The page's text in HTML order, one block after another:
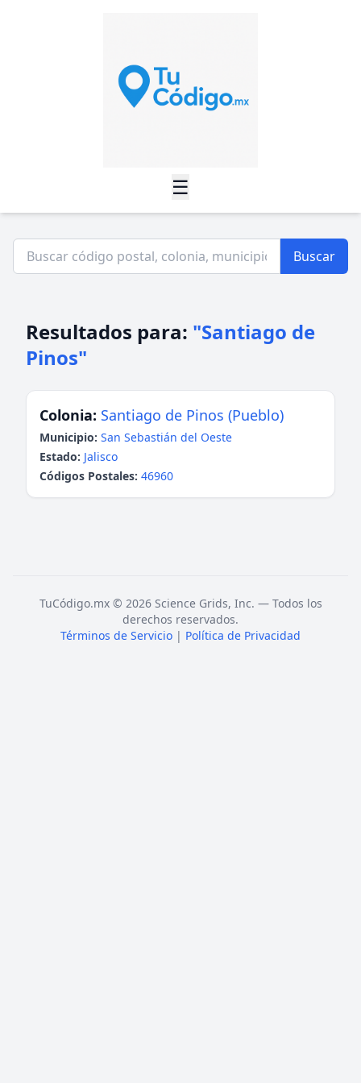
☰
Buscar
Resultados para: "Santiago de
Pinos"
Colonia: Santiago de Pinos (Pueblo)
Municipio: San Sebastián del Oeste
Estado: Jalisco
Códigos Postales: 46960
TuCódigo.mx © 2026 Science Grids, Inc. — Todos los
derechos reservados.
Términos de Servicio | Política de Privacidad